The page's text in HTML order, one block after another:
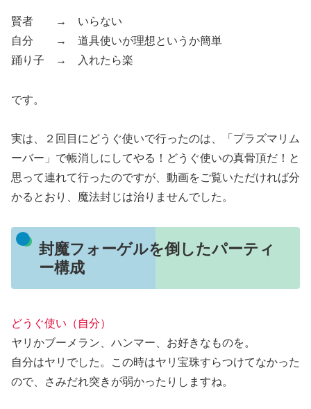
賢者 → いらない
自分 → 道具使いが理想というか簡単
踊り子 → 入れたら楽
です。
実は、２回目にどうぐ使いで行ったのは、「プラズマリム
ーバー」で帳消しにしてやる！どうぐ使いの真骨頂だ！と
思って連れて行ったのですが、動画をご覧いただければ分
かるとおり、魔法封じは治りませんでした。
封魔フォーゲルを倒したパーティ
ー構成
どうぐ使い（自分）
ヤリかブーメラン、ハンマー、お好きなものを。
自分はヤリでした。この時はヤリ宝珠すらつけてなかった
ので、さみだれ突きが弱かったりしますね。